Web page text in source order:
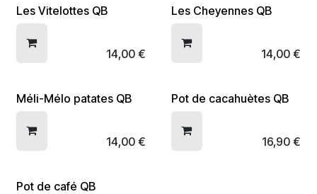
Les Vitelottes QB
14,00 €
Les Cheyennes QB
14,00 €
Méli-Mélo patates QB
14,00 €
Pot de cacahuètes QB
16,90 €
Pot de café QB